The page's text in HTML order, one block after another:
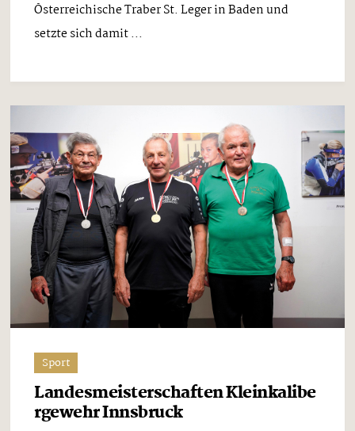
Österreichische Traber St. Leger in Baden und
setzte sich damit ...
Sport
Landesmeisterschaften Kleinkalibe
rgewehr Innsbruck